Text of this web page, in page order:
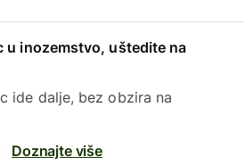
u inozemstvo, uštedite na
ide dalje, bez obzira na
Doznajte više